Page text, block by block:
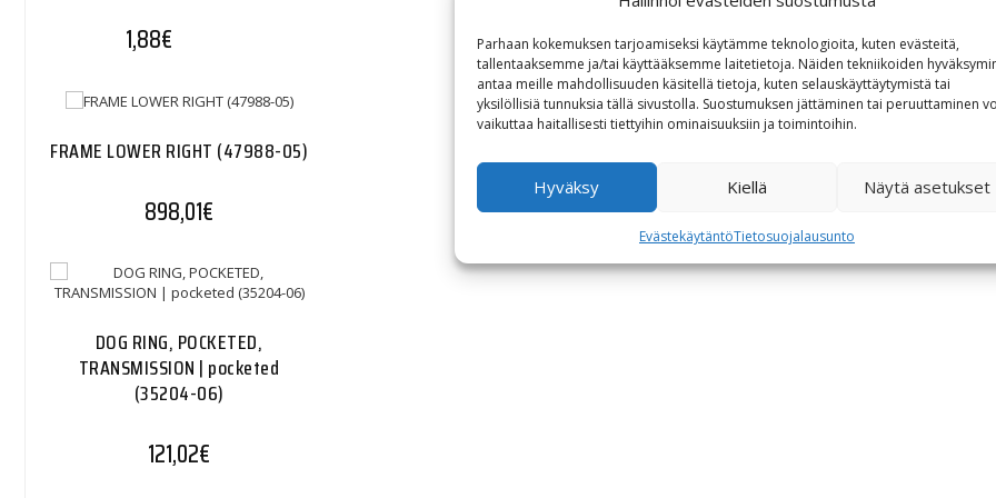
Parhaan kokemuksen tarjoamiseksi käytämme teknologioita, kuten evästeitä,
tallentaaksemme ja/tai käyttääksemme laitetietoja. Näiden tekniikoiden
antaa meille mahdollisuuden käsitellä tietoja, kuten selauskäyttäytymistä tai
yksilöllisiä tunnuksia tällä sivustolla. Suostumuksen jättäminen tai peruuttaminen
vaikuttaa haitallisesti tiettyihin ominaisuuksiin ja toimintoihin.
Hyväksy Kiellä Näytä asetukset
EvästekäytäntöTietosuojalausunto
1,88€
FRAME LOWER RIGHT (47988-05)
898,01€
DOG RING, POCKETED,
TRANSMISSION | pocketed
(35204-06)
121,02€